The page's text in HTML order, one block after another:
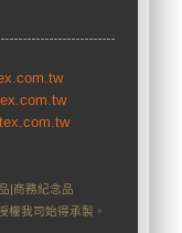
|商務紀念品
權我司始得承製。